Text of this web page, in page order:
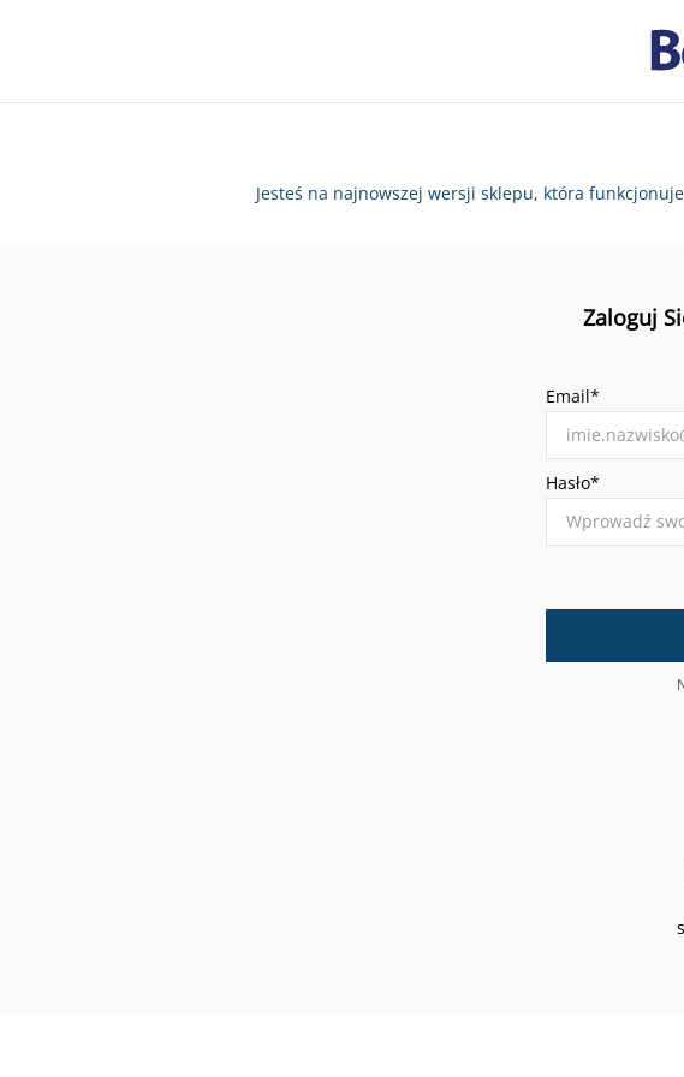
Jesteś na najnowszej wersji sklepu, która
Zaloguj
Email*
Hasło*